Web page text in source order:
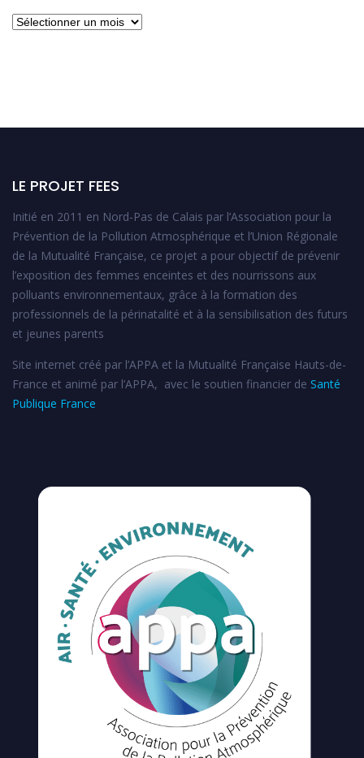
Archives
LE PROJET FEES
Initié en 2011 en Nord-Pas de Calais par l’Association pour la
Prévention de la Pollution Atmosphérique et l’Union Régionale
de la Mutualité Française, ce projet a pour objectif de prévenir
l’exposition des femmes enceintes et des nourrissons aux
polluants environnementaux, grâce à la formation des
professionnels de la périnatalité et à la sensibilisation des futurs
et jeunes parents
Site internet créé par l’APPA et la Mutualité Française Hauts-de-
France et animé par l’APPA, avec le soutien financier de Santé
Publique France